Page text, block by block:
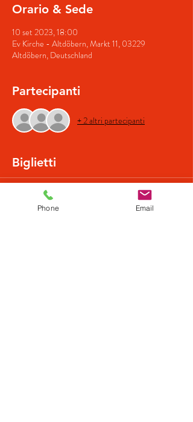
Orario & Sede
10 set 2023, 18:00
Ev Kirche - Altdöbern, Markt 11, 03229
Altdöbern, Deutschland
Partecipanti
+ 2 altri partecipanti
Biglietti
Vendita terminata
Phone Email